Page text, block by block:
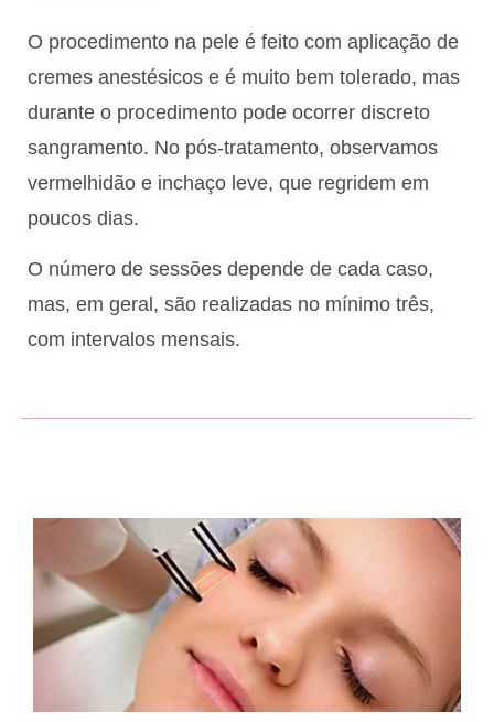
O procedimento na pele é feito com aplicação de
cremes anestésicos e é muito bem tolerado, mas
durante o procedimento pode ocorrer discreto
sangramento. No pós-tratamento, observamos
vermelhidão e inchaço leve, que regridem em
poucos dias.
O número de sessões depende de cada caso,
mas, em geral, são realizadas no mínimo três,
com intervalos mensais.